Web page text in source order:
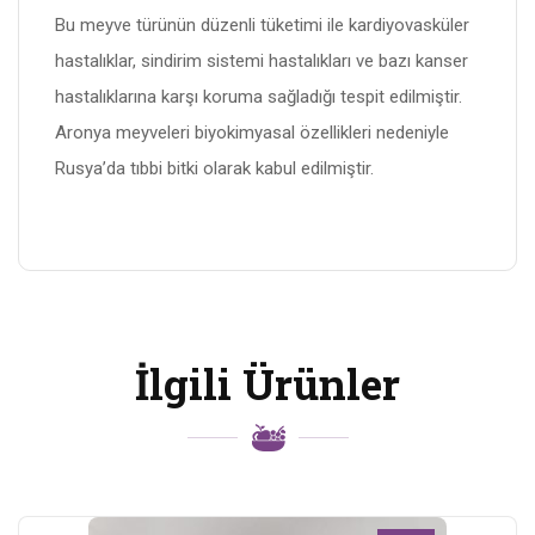
Bu meyve türünün düzenli tüketimi ile kardiyovasküler
hastalıklar, sindirim sistemi hastalıkları ve bazı kanser
hastalıklarına karşı koruma sağladığı tespit edilmiştir.
Aronya meyveleri biyokimyasal özellikleri nedeniyle
Rusya’da tıbbi bitki olarak kabul edilmiştir.
İlgili Ürünler